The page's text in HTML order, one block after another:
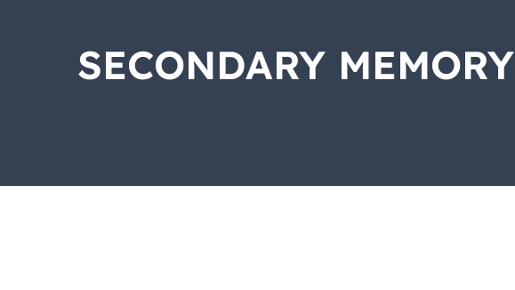
SECONDARY MEMORY